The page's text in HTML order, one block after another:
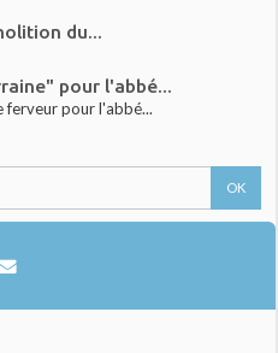
du...
pour l'abbé...
ferveur pour l'abbé...